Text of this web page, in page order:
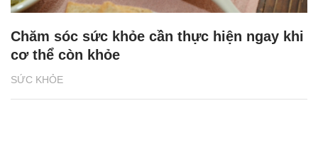
SỨC KHỎE
Chăm sóc sức khỏe cần thực hiện ngay khi
cơ thể còn khỏe